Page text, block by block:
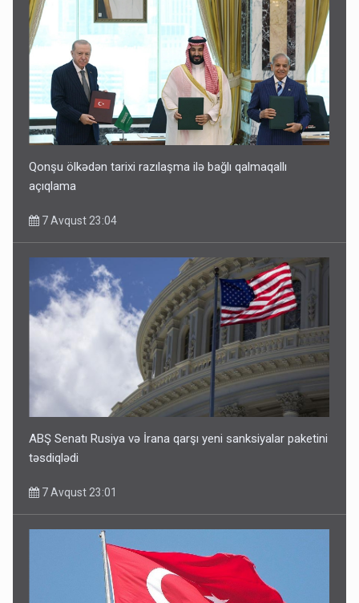
Qonşu ölkədən tarixi razılaşma ilə bağlı qalmaqallı
açıqlama
7 Avqust 23:04
ABŞ Senatı Rusiya və İrana qarşı yeni sanksiyalar paketini
təsdiqlədi
7 Avqust 23:01